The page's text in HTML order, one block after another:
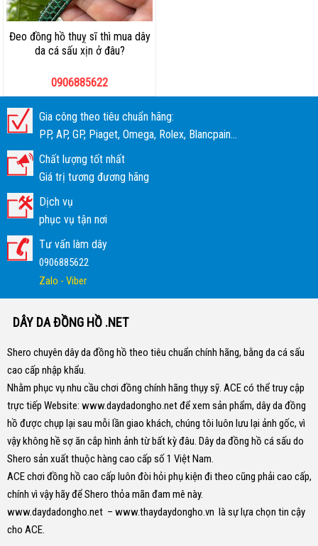
Đeo đồng hồ thuỵ sĩ thì mua dây
da cá sấu xịn ở đâu?
0906885622
Gia công theo tiêu chuẩn hãng:
PP, AP, GP, Piaget, Omega, Rolex, Blancpain...
Chất lượng tốt nhất
Giá trị tương đương hãng
Dịch vụ
phục vụ tận nơi
Tư vấn làm dây
0906885622
Zalo - Viber
DÂY DA ĐỒNG HỒ .NET
Shero chuyên dây da đồng hồ theo tiêu chuẩn chính hãng, bằng da cá sấu
cao cấp nhập khẩu.
Nhằm phục vụ nhu cầu chơi đồng chính hãng thụy sỹ. ACE có thể truy cập
trực tiếp Website: www.daydadongho.netđể xem sản phẩm, dây da đồng
hồ được chụp lại sau mỗi lần giao khách, chúng tôi luôn lưu lại ảnh gốc, vì
vậy không hề sợ ăn cắp hình ảnh từ bất kỳ đâu. Dây da đồng hồ cá sấu do
Shero sản xuất thuộc hàng cao cấp số 1 Việt Nam.
ACE chơi đồng hồ cao cấp luôn đòi hỏi phụ kiện đi theo cũng phải cao cấp,
chính vì vậy hãy để Shero thỏa mãn đam mê này.
www.daydadongho.net – www.thaydaydongho.vn là sự lựa chọn tin cậy
cho ACE.